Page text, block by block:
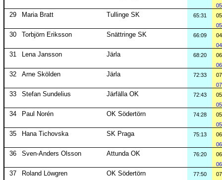
29 Maria Bratt Tullinge SK 65:31
30 Torbjörn Eriksson Snättringe SK 66:09
31 Lena Jansson Järla 68:20
32 Arne Skölden Järla 72:33
33 Stefan Sundelius Järfälla OK 72:43
34 Paul Norén OK Södertörn 74:28
35 Hana Tichovska SK Praga 75:13
36 Sven-Anders Olsson Attunda OK 76:20
37 Roland Löwgren OK Södertörn 77:50